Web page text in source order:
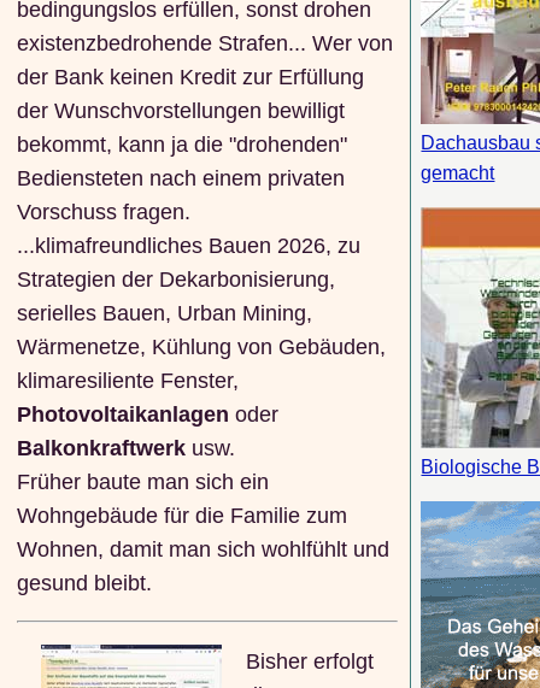
bedingungslos erfüllen, sonst drohen
existenzbedrohende Strafen... Wer von
der Bank keinen Kredit zur Erfüllung
der Wunschvorstellungen bewilligt
bekommt, kann ja die "drohenden"
Bediensteten nach einem privaten
Vorschuss fragen.
...klimafreundliches Bauen 2026, zu
Strategien der Dekarbonisierung,
serielles Bauen, Urban Mining,
Wärmenetze, Kühlung von Gebäuden,
klimaresiliente Fenster,
Photovoltaikanlagen oder
Balkonkraftwerkusw.
Früher baute man sich ein
Wohngebäude für die Familie zum
Wohnen, damit man sich wohlfühlt und
gesund bleibt.
Bisher erfolgt
Dachausbau
gemacht
Biologische